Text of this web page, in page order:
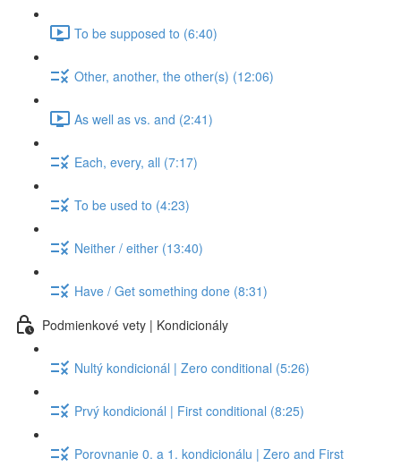
To be supposed to (6:40)
Other, another, the other(s) (12:06)
As well as vs. and (2:41)
Each, every, all (7:17)
To be used to (4:23)
Neither / either (13:40)
Have / Get something done (8:31)
Podmienkové vety | Kondicionály
Nultý kondicionál | Zero conditional (5:26)
Prvý kondicionál | First conditional (8:25)
Porovnanie 0. a 1. kondicionálu | Zero and First